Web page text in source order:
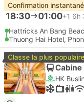
Confirmation
18:30 01:00+1 6h
Hattricks An Bang
Thuong Hai Hotel,
Classe la plus populaire
HK